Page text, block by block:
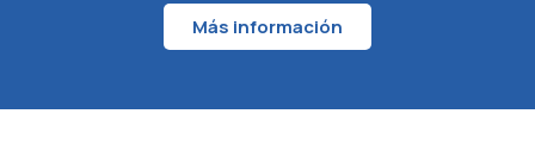
Más información